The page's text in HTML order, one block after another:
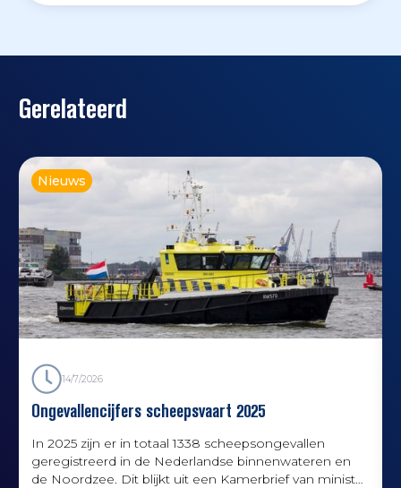
Gerelateerd
Nieuws
14/7/2026
Ongevallencijfers scheepsvaart 2025
In 2025 zijn er in totaal 1338 scheepsongevallen
geregistreerd in de Nederlandse binnenwateren en
de Noordzee. Dit blijkt uit een Kamerbrief van minister